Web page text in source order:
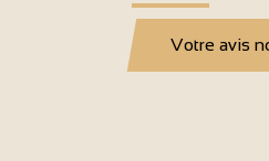
Votre avis